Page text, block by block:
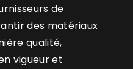
de
des matériaux
qualité,
vigueur et